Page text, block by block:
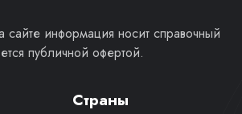
сайте информация носит справочный
публичной офертой.
Страны